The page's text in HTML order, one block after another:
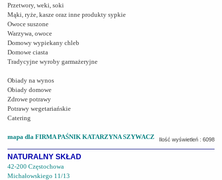
Przetwory, weki, soki
Mąki, ryże, kasze oraz inne produkty sypkie
Owoce suszone
Warzywa, owoce
Domowy wypiekany chleb
Domowe ciasta
Tradycyjne wyroby garmażeryjne
Obiady na wynos
Obiady domowe
Zdrowe potrawy
Potrawy wegetariańskie
Catering
mapa dla FIRMA PAŚNIK KATARZYNA SZYWACZ Ilość wyświetleń : 6098
NATURALNY SKŁAD
42-200 Częstochowa
Michałowskiego 11/13